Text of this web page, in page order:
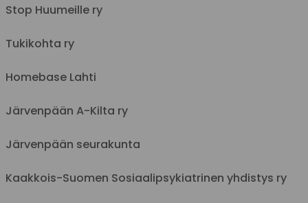
Stop Huumeille ry
Tukikohta ry
Homebase Lahti
Järvenpään A-Kilta ry
Järvenpään seurakunta
Kaakkois-Suomen Sosiaalipsykiatrinen yhdistys ry